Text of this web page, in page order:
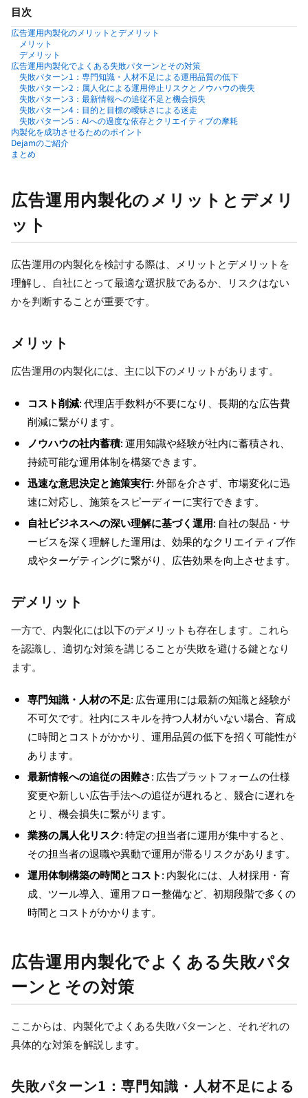
目次
広告運用内製化のメリットとデメリット
メリット
デメリット
広告運用内製化でよくある失敗パターンとその対策
失敗パターン1：専門知識・人材不足による運用品質の低下
失敗パターン2：属人化による運用停止リスクとノウハウの喪失
失敗パターン3：最新情報への追従不足と機会損失
失敗パターン4：目的と目標の曖昧さによる迷走
失敗パターン5：AIへの過度な依存とクリエイティブの摩耗
内製化を成功させるためのポイント
Dejamのご紹介
まとめ
広告運用内製化のメリットとデメリ
ット
広告運用の内製化を検討する際は、メリットとデメリットを
理解し、自社にとって最適な選択肢であるか、リスクはない
かを判断することが重要です。
メリット
広告運用の内製化には、主に以下のメリットがあります。
コスト削減: 代理店手数料が不要になり、長期的な広告費
削減に繋がります。
ノウハウの社内蓄積: 運用知識や経験が社内に蓄積され、
持続可能な運用体制を構築できます。
迅速な意思決定と施策実行: 外部を介さず、市場変化に迅
速に対応し、施策をスピーディーに実行できます。
自社ビジネスへの深い理解に基づく運用: 自社の製品・サ
ービスを深く理解した運用は、効果的なクリエイティブ作
成やターゲティングに繋がり、広告効果を向上させます。
デメリット
一方で、内製化には以下のデメリットも存在します。これら
を認識し、適切な対策を講じることが失敗を避ける鍵となり
ます。
専門知識・人材の不足: 広告運用には最新の知識と経験が
不可欠です。社内にスキルを持つ人材がいない場合、育成
に時間とコストがかかり、運用品質の低下を招く可能性が
あります。
最新情報への追従の困難さ: 広告プラットフォームの仕様
変更や新しい広告手法への追従が遅れると、競合に遅れを
とり、機会損失に繋がります。
業務の属人化リスク: 特定の担当者に運用が集中すると、
その担当者の退職や異動で運用が滞るリスクがあります。
運用体制構築の時間とコスト: 内製化には、人材採用・育
成、ツール導入、運用フロー整備など、初期段階で多くの
時間とコストがかかります。
広告運用内製化でよくある失敗パタ
ーンとその対策
ここからは、内製化でよくある失敗パターンと、それぞれの
具体的な対策を解説します。
失敗パターン1：専門知識・人材不足による